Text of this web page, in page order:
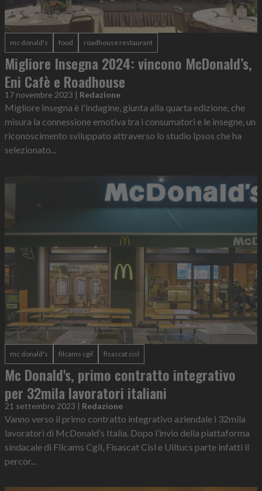
mc donald's food roadhouse restaurant
Migliore Insegna 2024: vincono McDonald’s,
Eni Cafè e Roadhouse
17 novembre 2023 | Redazione
Migliore Insegna è l'indagine, giunta alla quarta edizione, che
misura la connessione emotiva tra i consumatori e le insegne, un
riconoscimento sviluppato attraverso lo studio Ipsos che ha
selezionato...
mc donald's filcams cgil fisascat cisl
Mc Donald's, primo contratto integrativo
per 32mila lavoratori italiani
21 settembre 2023 | Redazione
Vanno verso il primo contratto integrativo aziendale i 32mila
lavoratori di McDonald’s Italia. Dopo l’invio della piattaforma
sindacale di Filcams Cgil, Fisascat Cisl e Uiltucs parte infatti il
percor...